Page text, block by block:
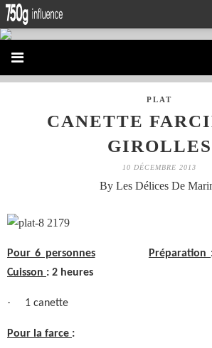
PLAT
CANETTE
GIROLLES
10 DÉCEMBRE 2013
By Les Délices De
Pour 6 personnes Préparation
Cuisson : 2 heures
· 1 canette
Pour la farce :